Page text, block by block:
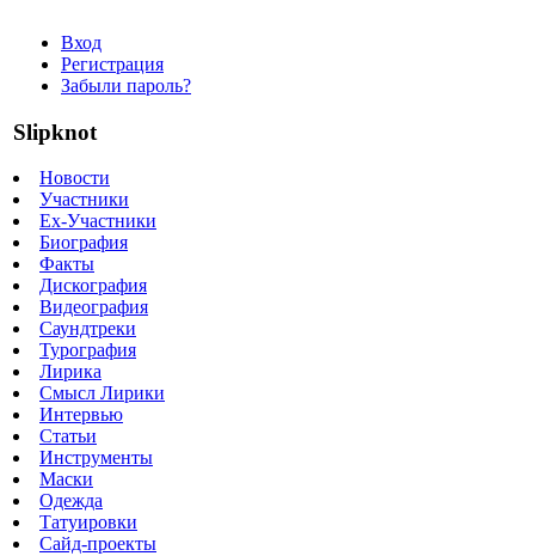
Вход
Регистрация
Забыли пароль?
Slipknot
Новости
Участники
Ex-Участники
Биография
Факты
Дискография
Видеография
Саундтреки
Турография
Лирика
Смысл Лирики
Интервью
Статьи
Инструменты
Маски
Одежда
Татуировки
Сайд-проекты